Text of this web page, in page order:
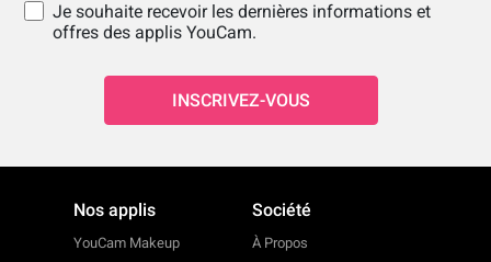
Je souhaite recevoir les dernières informations et
offres des applis YouCam.
INSCRIVEZ-VOUS
Nos applis
YouCam Makeup
Société
À Propos